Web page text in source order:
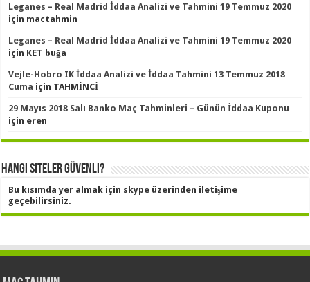
Leganes – Real Madrid İddaa Analizi ve Tahmini 19 Temmuz 2020
için mactahmin
Leganes – Real Madrid İddaa Analizi ve Tahmini 19 Temmuz 2020
için KET buğa
Vejle-Hobro IK İddaa Analizi ve İddaa Tahmini 13 Temmuz 2018
Cuma için TAHMİNCİ
29 Mayıs 2018 Salı Banko Maç Tahminleri – Günün İddaa Kuponu
için eren
Hangi Siteler Güvenli?
Bu kısımda yer almak için skype üzerinden iletişime
geçebilirsiniz.